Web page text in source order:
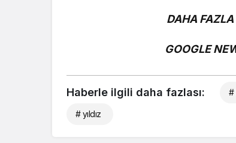
DAHA
GOOGLE
Haberle ilgili daha fazlası: #
# yıldız